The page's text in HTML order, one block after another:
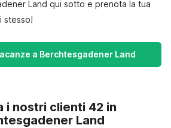
Land qui sotto e prenota la tua
stesso!
a Berchtesgadener Land
i nostri clienti 42 in
Land